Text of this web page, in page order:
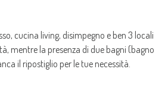
cucina living, disimpegno e ben 3 locali
mentre la presenza di due bagni (bagno
il ripostiglio per le tue necessità.